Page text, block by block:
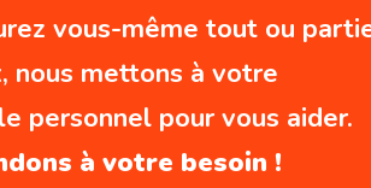
vous-même tout ou
nous mettons à votre
personnel pour vous aider.
à votre besoin !